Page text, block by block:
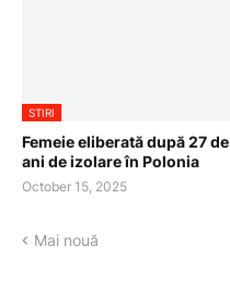
STIRI
Femeie eliberată după 27 de
ani de izolare în Polonia
October 15, 2025
Mai nouă